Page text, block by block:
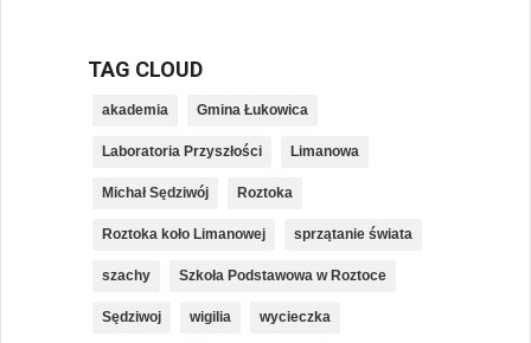
TAG CLOUD
akademia Gmina Łukowica
Laboratoria Przyszłości Limanowa
Michał Sędziwój Roztoka
Roztoka koło Limanowej sprzątanie świata
szachy Szkoła Podstawowa w Roztoce
Sędziwoj wigilia wycieczka